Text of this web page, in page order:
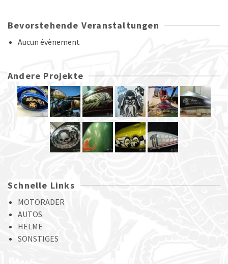
Bevorstehende Veranstaltungen
Aucun évènement
Andere Projekte
Schnelle Links
MOTORADER
AUTOS
HELME
SONSTIGES